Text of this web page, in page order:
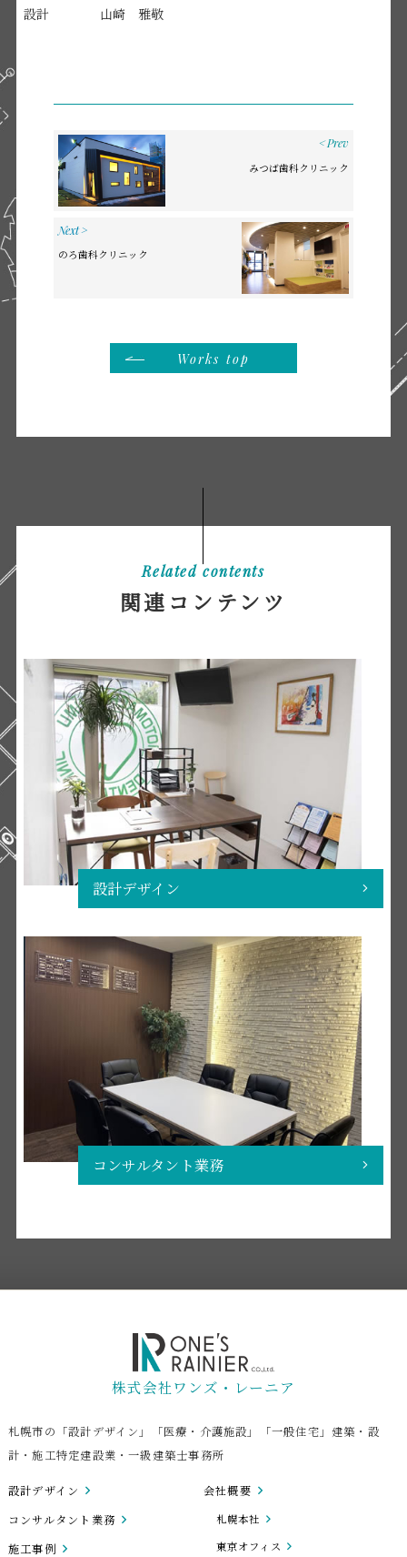
設計 山崎 雅敬
<Prev
みつば歯科クリニック
Next>
のろ歯科クリニック
Works top
Related contents
関連コンテンツ
設計デザイン
コンサルタント業務
株式会社ワンズ・レーニア
札幌市の「設計デザイン」「医療・介護施設」「一般住宅」建築・設
計・施工特定建設業・一級建築士事務所
設計デザイン
コンサルタント業務
施工事例
会社概要
札幌本社
東京オフィス